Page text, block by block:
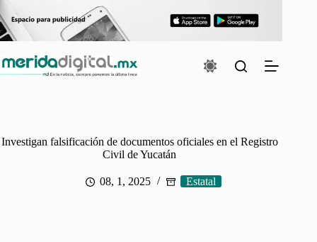
al
contenido
Investigan falsificación de documentos oficiales en el Registro
Civil de Yucatán
08, 1, 2025 Estatal